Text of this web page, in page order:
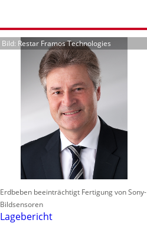
Bild: Restar Framos Technologies
Erdbeben beeinträchtigt Fertigung von Sony-
Bildsensoren
Lagebericht